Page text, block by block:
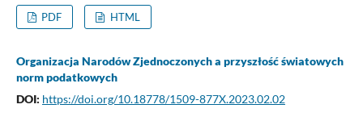
PDF HTML
Organizacja Narodów Zjednoczonych a przyszłość światowych
norm podatkowych
DOI: https://doi.org/10.18778/1509-877X.2023.02.02